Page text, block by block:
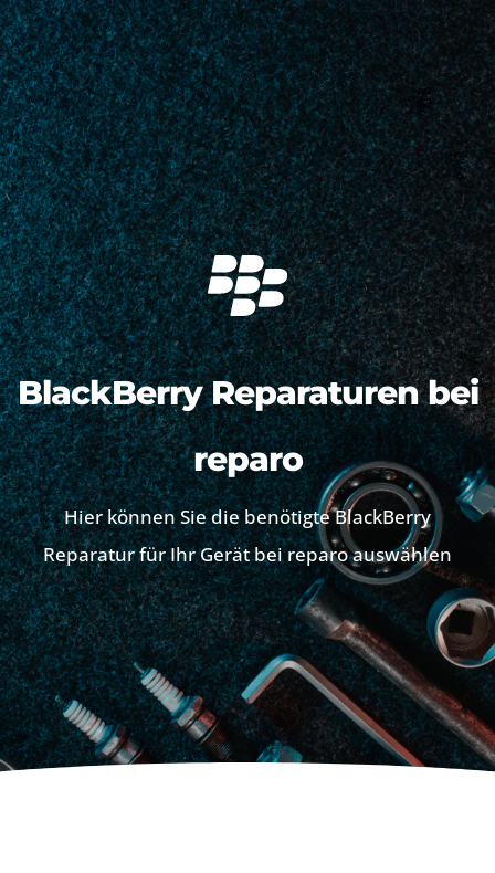
BlackBerry Reparaturen bei
reparo
Hier können Sie die benötigte BlackBerry
Reparatur für Ihr Gerät bei reparo auswählen